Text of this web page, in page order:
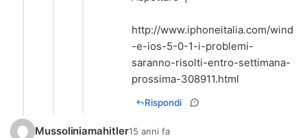
http://www.iphoneitalia.com/wind
-e-ios-5-0-1-i-problemi-
saranno-risolti-entro-settimana-
prossima-308911.html
Rispondi
Mussoliniamahitler15 anni fa